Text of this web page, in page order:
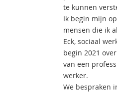
te kunnen
Ik begin mijn
mensen die ik
Eck, sociaal
begin 2021
van een
werker.
We bespraken